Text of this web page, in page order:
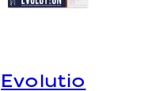
Evolutio